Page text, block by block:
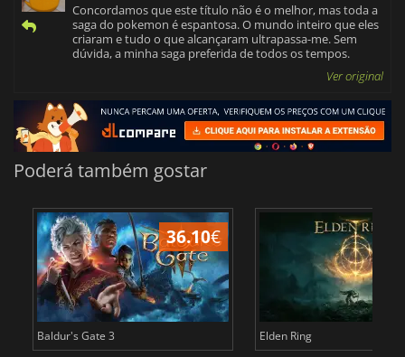
Concordamos que este título não é o melhor, mas toda a
saga do pokemon é espantosa. O mundo inteiro que eles
criaram e tudo o que alcançaram ultrapassa-me. Sem
dúvida, a minha saga preferida de todos os tempos.
Ver original
Poderá também gostar
36.10€
Baldur's Gate 3 Elden Ring